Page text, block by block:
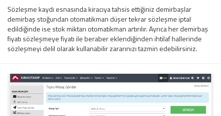
Sözleşme kaydı esnasında kiracıya tahsis ettiğiniz demirbaşlar
demirbaş stoğundan otomatikman düşer tekrar sözleşme iptal
edildiğinde ise stok miktarı otomatikman artırılır. Ayrıca her demirbaş
fiyatı sözleşmeye fiyatı ile beraber eklendiğinden ihtilaf hallerinde
sözleşmeyi delil olarak kullanabilir zararınızı tazmin edebilirsiniz.